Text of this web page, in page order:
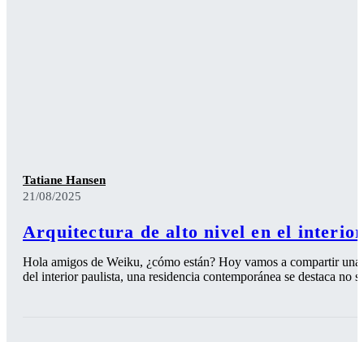
Tatiane Hansen
21/08/2025
Arquitectura de alto nivel en el
Hola amigos de Weiku, ¿cómo están? Hoy vamos a compartir
del interior paulista, una residencia contemporánea se destaca